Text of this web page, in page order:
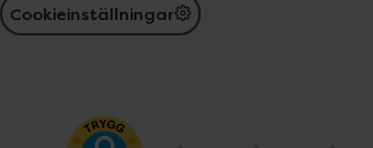
Cookieinställningar